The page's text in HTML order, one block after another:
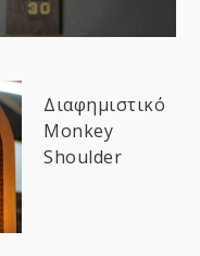
Διαφημιστικό
Monkey
Shoulder